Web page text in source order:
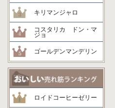
キリマンジャロ
コスタリカ ドン・マ
ジョ
ゴールデンマンデリン
ロイドコーヒーゼリー